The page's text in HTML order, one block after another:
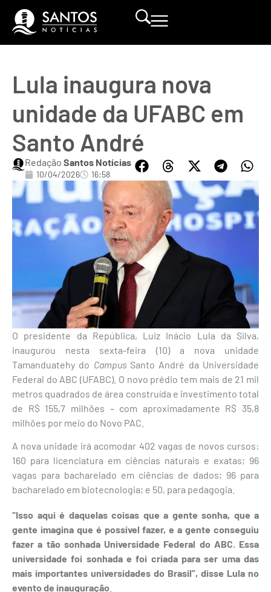
Lula inaugura nova
unidade da UFABC em
Santo André
Redação Santos Notícias
10/04/2026 16:58
O presidente da República, Luiz Inácio Lula da Silva,
inaugurou nesta sexta-feira (10) a nova unidade
Tamanduatehy do CampusSanto André da Universidade
Federal do ABC (UFABC). O novo prédio tem mais de 21 mil
metros quadrados de área construída e investimento total
de R$ 155,7 milhões – com aproximadamente R$ 35,8
milhões por meio do Novo PAC.
A nova unidade irá acomodar 402 vagas de novos cursos:
160 para licenciatura em ciências naturais e exatas; 96
vagas para bacharelado em ciências de dados; 96 para
bacharelado em biotecnologia; e 50, para pedagogia.
“Isso aqui é daquelas coisas que a gente sonha, que a
gente imagina que é possível fazer, e a gente conseguiu
fazer a tão sonhada Universidade Federal do ABC. Essa
universidade foi sonhada e foi criada para ser uma das
mais importantes universidades do Brasil”, disse Lula no
evento de inauguração